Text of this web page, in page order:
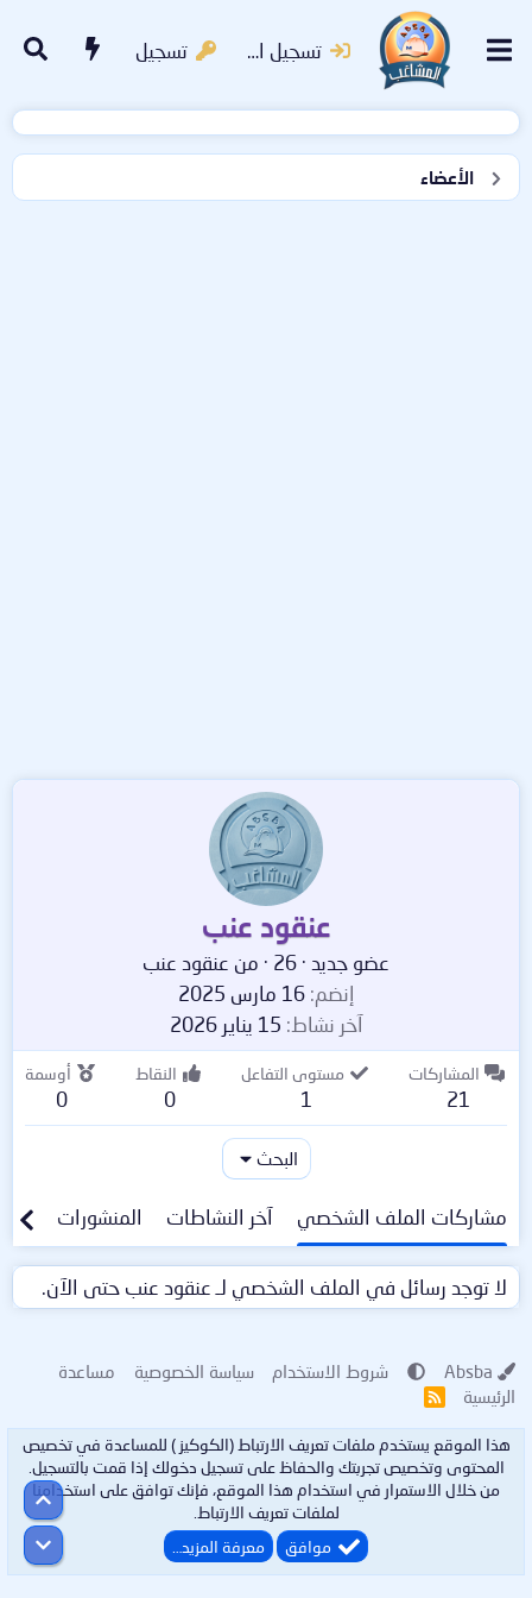
تسجيل الدخول تسجيل
الأعضاء
عنقود عنب
عضو جديد ·
· من عنقود عنب
إنضم 16 مارس 2025
آخر نشاط 15 يناير 2026
المشاركات
21
مستوى التفاعل
1
النقاط
0
أوسمة
0
البحث
مشاركات الملف الشخصي آخر النشاطات المنشورات
لا توجد رسائل في الملف الشخصي لـ عنقود عنب حتى الآن.
شروط الاستخدام سياسة الخصوصية
مساعدة
الرئيسية
R
هذا الموقع يستخدم ملفات تعريف الارتباط (الكوكيز ) للمساعدة في تخصيص
المحتوى وتخصيص تجربتك والحفاظ على تسجيل دخولك إذا قمت بالتسجيل.
من خلال الاستمرار في استخدام هذا الموقع، فإنك توافق على استخدامنا
لملفات تعريف الارتباط.
موافق
معرفة المزيد…
أعلى